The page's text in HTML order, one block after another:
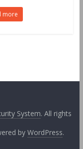
more
System. All rights
by WordPress.